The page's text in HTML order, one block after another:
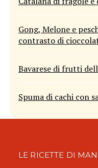
Gong, Melone e
contrasto di
Bavarese di frutti
Spuma di cachi con
LE RICETTE DI